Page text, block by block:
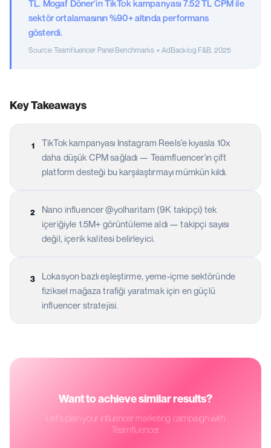
TL. Mogaf Döner'in TikTok kampanyası 7.52 TL CPM ile
sektör ortalamasının %90+ altında performans
gösterdi.
Source:Teamfluencer Panel Benchmarks + AdBacklog F&B, 2025
Key Takeaways
1
TikTok kampanyası Instagram Reels'e kıyasla 10x
daha düşük CPM sağladı — Teamfluencer'ın çift
platform desteği bu karşılaştırmayı mümkün kıldı.
2
Nano influencer @yolharitam (9K takipçi) tek
içeriğiyle 1.5M+ görüntüleme aldı — takipçi sayısı
değil, içerik kalitesi belirleyici.
3
Lokasyon bazlı eşleştirme, yeme-içme sektöründe
fiziksel mağaza trafiği yaratmak için en güçlü
influencer stratejisi.
Want to achieve similar results?
Let's plan your influencer marketing campaign with
Teamfluencer.